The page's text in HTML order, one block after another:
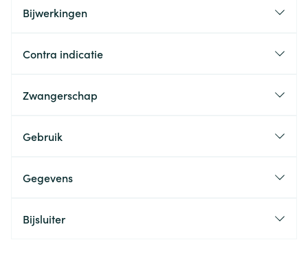
Bijwerkingen
Contra indicatie
Zwangerschap
Gebruik
Gegevens
Bijsluiter